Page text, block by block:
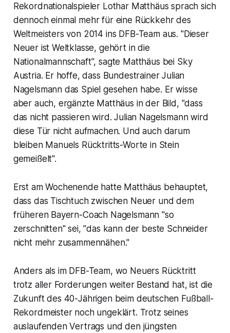
Rekordnationalspieler Lothar Matthäus sprach sich
dennoch einmal mehr für eine Rückkehr des
Weltmeisters von 2014 ins DFB-Team aus. "Dieser
Neuer ist Weltklasse, gehört in die
Nationalmannschaft", sagte Matthäus bei Sky
Austria. Er hoffe, dass Bundestrainer Julian
Nagelsmann das Spiel gesehen habe. Er wisse
aber auch, ergänzte Matthäus in der Bild, "dass
das nicht passieren wird. Julian Nagelsmann wird
diese Tür nicht aufmachen. Und auch darum
bleiben Manuels Rücktritts-Worte in Stein
gemeißelt".
Erst am Wochenende hatte Matthäus behauptet,
dass das Tischtuch zwischen Neuer und dem
früheren Bayern-Coach Nagelsmann "so
zerschnitten" sei, "das kann der beste Schneider
nicht mehr zusammennähen."
Anders als im DFB-Team, wo Neuers Rücktritt
trotz aller Forderungen weiter Bestand hat, ist die
Zukunft des 40-Jährigen beim deutschen Fußball-
Rekordmeister noch ungeklärt. Trotz seines
auslaufenden Vertrags und den jüngsten